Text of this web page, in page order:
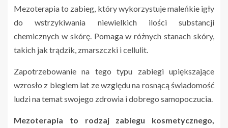
Mezoterapia to zabieg, który wykorzystuje maleńkie igły
do wstrzykiwania niewielkich ilości substancji
chemicznych w skórę. Pomaga w różnych stanach skóry,
takich jak trądzik, zmarszczki i cellulit.
Zapotrzebowanie na tego typu zabiegi upiększające
wzrosło z biegiem lat ze względu na rosnącą świadomość
ludzi na temat swojego zdrowia i dobrego samopoczucia.
Mezoterapia to rodzaj zabiegu kosmetycznego,